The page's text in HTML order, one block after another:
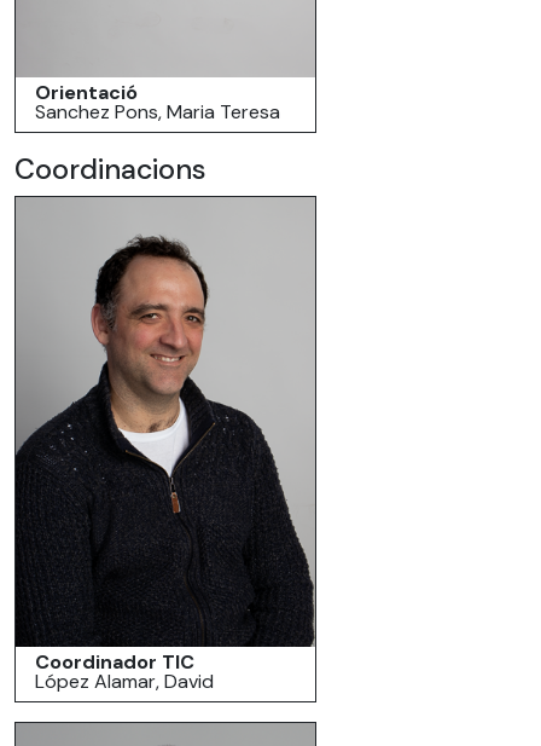
Orientació
Sanchez Pons, Maria Teresa
Coordinacions
Coordinador TIC
López Alamar, David